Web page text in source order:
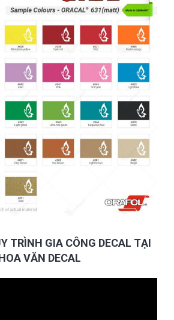
TRÌNH GIA CÔNG DECAL TẠI
VĂN DECAL